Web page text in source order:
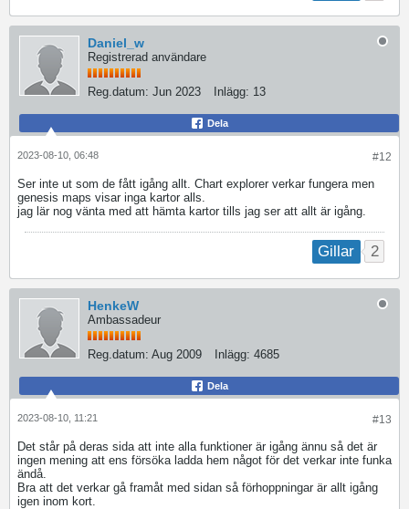
Daniel_w
Registrerad användare
Reg.datum: Jun 2023 Inlägg: 13
Dela
#12
2023-08-10, 06:48
Ser inte ut som de fått igång allt. Chart explorer verkar fungera men
genesis maps visar inga kartor alls.
jag lär nog vänta med att hämta kartor tills jag ser att allt är igång.
Gillar 2
HenkeW
Ambassadeur
Reg.datum: Aug 2009 Inlägg: 4685
Dela
#13
2023-08-10, 11:21
Det står på deras sida att inte alla funktioner är igång ännu så det är
ingen mening att ens försöka ladda hem något för det verkar inte funka
ändå.
Bra att det verkar gå framåt med sidan så förhoppningar är allt igång
igen inom kort.